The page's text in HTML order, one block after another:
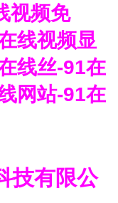
视频免
线视频显
线丝-91在
网站-91在
技有限公